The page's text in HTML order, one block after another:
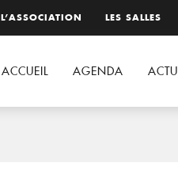
L’ASSOCIATION LES SALLES
ACCUEIL AGENDA ACTU